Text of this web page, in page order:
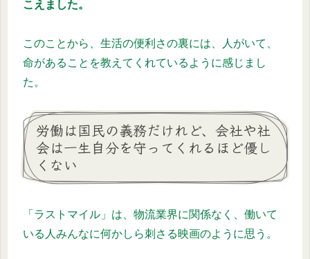
こえました。
このことから、生活の便利さの裏には、人がいて、
命があることを教えてくれているように感じまし
た。
労働は国民の義務だけれど、会社や社
会は一生自分を守ってくれるほど優し
くない
「ラストマイル」は、物流業界に関係なく、働いて
いる人みんなに何かしら刺さる映画のように思う。